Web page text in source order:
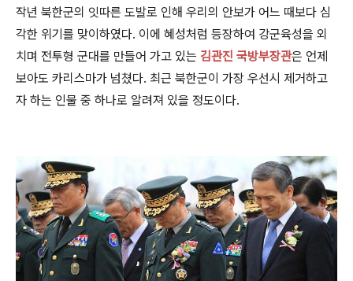
작년 북한군의 잇따른 도발로 인해 우리의 안보가 어느 때보다 심
각한 위기를 맞이하였다. 이에 혜성처럼 등장하여 강군육성을 외
치며 전투형 군대를 만들어 가고 있는 김관진 국방부장관은 언제
보아도 카리스마가 넘쳤다. 최근 북한군이 가장 우선시 제거하고
자 하는 인물 중 하나로 알려져 있을 정도이다.